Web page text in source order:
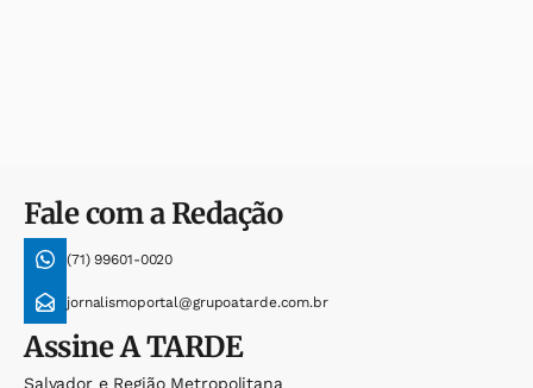
Fale com a Redação
(71) 99601-0020
jornalismoportal@grupoatarde.com.br
AssineA TARDE
Salvador e Região Metropolitana